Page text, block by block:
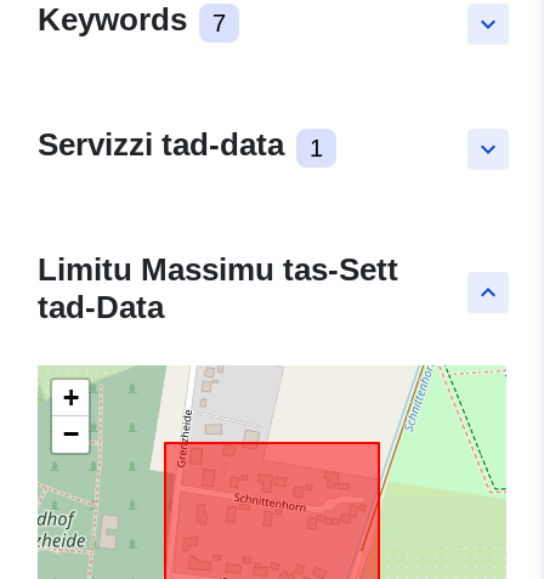
keyboard_arrow_down
Keywords 7
keyboard_arrow_down
Servizzi tad-data 1
keyboard_arrow_up
Limitu Massimu tas-Sett
tad-Data
+
−